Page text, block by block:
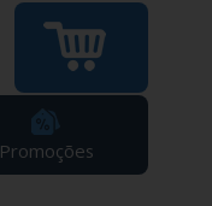
Promoções